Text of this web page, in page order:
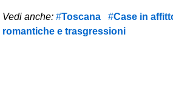
Vedi anche: Toscana Case in
romantiche e trasgressioni
🕐 First Minute